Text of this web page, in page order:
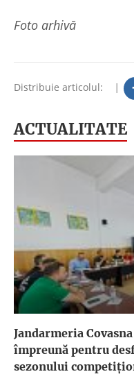
Foto arhivă
Distribuie articolul: |
ACTUALITATE
Jandarmeria
împreună pentru
sezonului